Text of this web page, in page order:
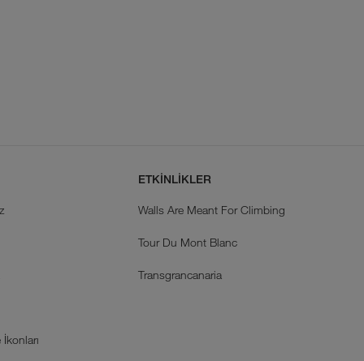
ETKİNLİKLER
Walls Are Meant For Climbing
Tour Du Mont Blanc
Transgrancanaria